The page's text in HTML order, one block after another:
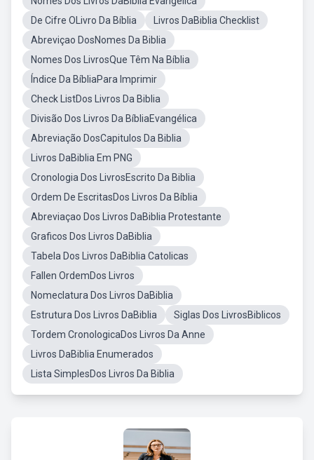
De Cifre OLivro Da Bíblia
Livros DaBiblia Checklist
Abreviçao DosNomes Da Biblia
Nomes Dos LivrosQue Têm Na Bíblia
Índice Da BíbliaPara Imprimir
Check ListDos Livros Da Biblia
Divisão Dos Livros Da BíbliaEvangélica
Abreviação DosCapitulos Da Biblia
Livros DaBiblia Em PNG
Cronologia Dos LivrosEscrito Da Biblia
Ordem De EscritasDos Livros Da Bíblia
Abreviaçao Dos Livros DaBiblia Protestante
Graficos Dos Livros DaBiblia
Tabela Dos Livros DaBiblia Catolicas
Fallen OrdemDos Livros
Nomeclatura Dos Livros DaBiblia
Estrutura Dos Livros DaBiblia
Siglas Dos LivrosBiblicos
Tordem CronologicaDos Livros Da Anne
Livros DaBiblia Enumerados
Lista SimplesDos Livros Da Biblia